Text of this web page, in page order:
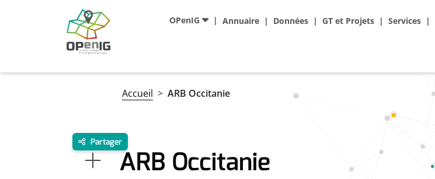
Aller au contenu principal
Navigation principale
OPenIG Annuaire Données GT et Projets Services
Fil d'Ariane
Accueil ARB Occitanie
ARB Occitanie
Partager